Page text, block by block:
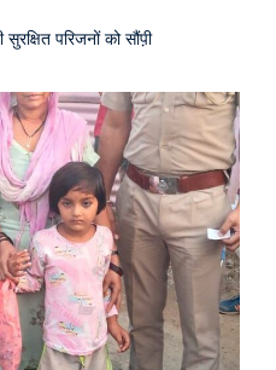
सुरक्षित परिजनों को सौंप़ी